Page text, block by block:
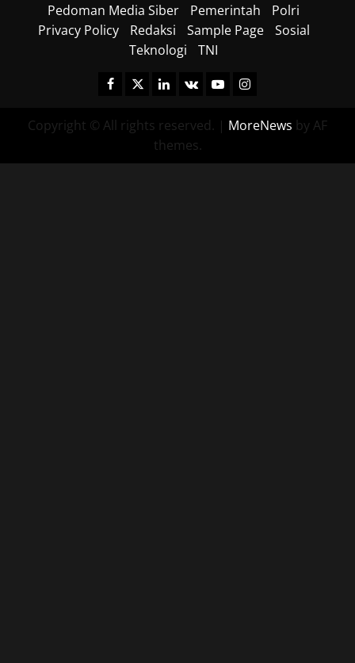
Pedoman Media Siber
Pemerintah
Polri
Privacy Policy
Redaksi Sample Page
Sosial
Teknologi
TNI
Facebook
TwitterLinkedin
VK YoutubeInstagram
Copyright © All rights reserved. | MoreNews by AF
themes.